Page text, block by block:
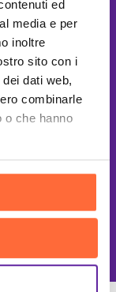
ed
media e per
inoltre
sito con i
dati web,
combinarle
o che hanno